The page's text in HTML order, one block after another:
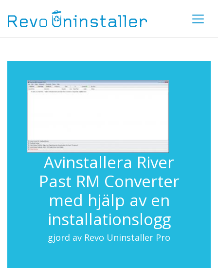
Avinstallera River
Past RM Converter
med hjälp av en
installationslogg
gjord av Revo Uninstaller Pro